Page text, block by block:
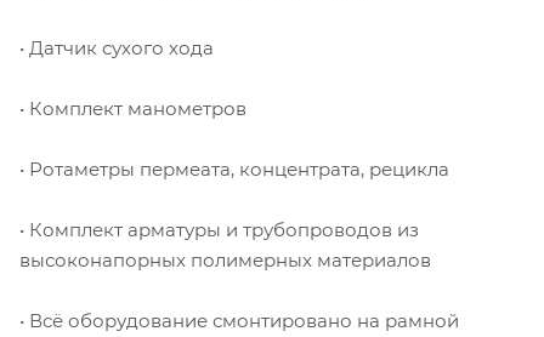
• Датчик сухого хода
• Комплект манометров
• Ротаметры пермеата, концентрата, рецикла
• Комплект арматуры и трубопроводов из
высоконапорных полимерных материалов
• Всё оборудование смонтировано на рамной